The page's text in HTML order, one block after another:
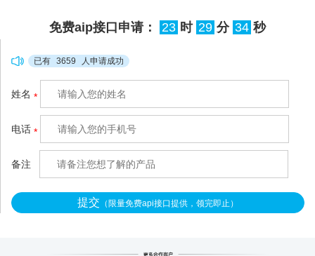
很容易出现分错、漏分的情
卡拉空中分账
轻量化适配，不用复杂的系
统改造，3秒就能把混在一
免费aip接口申请： 23 时 29 分 33 秒
已有 3659 人申请成功
姓名 *
电话 *
备注
提交 （限量免费api接口提供，领完即止）